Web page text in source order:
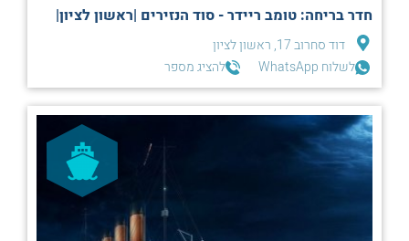
חדר בריחה: טומב ריידר - סוד הנזירים |ראשון לציון|
דוד סחרוב 17, ראשון לציון
לשלוח WhatsApp
להציג מספר